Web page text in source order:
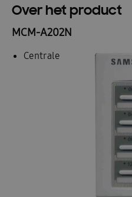
Over het product
MCM-A202N
Centrale